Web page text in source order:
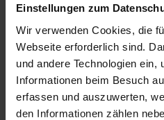
Einstellungen zum
Wir verwenden Cookies, die
Webseite erforderlich sind.
und andere Technologien ein,
Informationen beim Besuch
erfassen und auszuwerten,
den Informationen zählen
vollständig ohne Schrauben
Stabilität und geräuschfreien
täglicher Nutzung. Die
Fertigung macht diesen
Basis für erholsamen Schlaf